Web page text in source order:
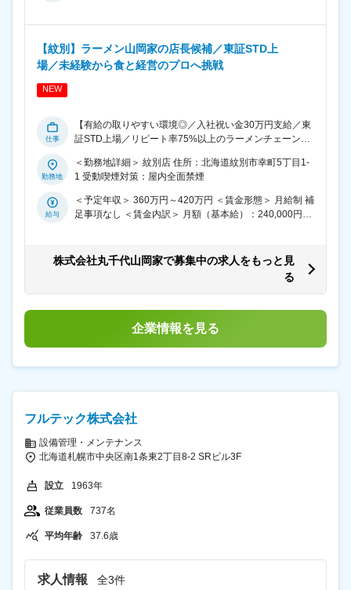
用なども店長の裁量で実施できるため、未経験から経営
スキルを身につけることが可能です。 ■魅力ポイント：
豊富なキャリアパス 店長がゴールではありません。エリ
戦の機会が豊富です。 ■店舗ごとの裁量と自由度： セン
トラルキッチンや細かなマニュアル化は行わず、キャン
ペーンやサービス企画など店舗ごとに裁量を持たせてい
ます。 成功事例は全店舗に共有され、実績に応じて評価
後は3泊4日の本部研修で座学・シミュレーション・実店
舗研修を実施。 その後も独自の育成プログラムで調理・
をサポート。試験合格後は費用を会社負担、手当支給
営スキルを身につけたい方 ・安定企業で長期的にキャリ
＞ 有 ＜残業手当＞ 有 ＜給与補足＞ 昇給・賞与は年2回
万（33歳・5年） 店長：600万（30歳・2年） 一般：420
万（25歳・1年） 月給： 店長43万以上 ミドル46万以上
【紋別】ラーメン山岡家の店長候補／東証STD上
場／未経験から食と経営のプロへ挑戦
NEW
【有給の取りやすい環境◎／入社祝い金30万円支給／東
証STD上場／リピート率75%以上のラーメンチェーン／
容： 人気ブランド「ラーメン山岡家」の店長候補とし
て、店舗運営全般を担当いただきます。未経験歓迎！自
動車整備士や運送業など異業種出身者も現在店長として
活躍中です。 ■業務詳細： ・調理、食材・備品の管理、
幅広い業務をお任せします。キャンペーン企画や人材採
用なども店長の裁量で実施できるため、未経験から経営
豊富なキャリアパス 店長がゴールではありません。エリ
アマネージャー、商品開発、本部スタッフなど、社員の
8割が店長経験者。 現場を知ることを重視し、長期的な
キャリア構築が可能です。新規店舗も続々展開中で、挑
戦の機会が豊富です。 ■店舗ごとの裁量と自由度： セン
トラルキッチンや細かなマニュアル化は行わず、キャン
ます。 成功事例は全店舗に共有され、実績に応じて評価
後は3泊4日の本部研修で座学・シミュレーション・実店
舗研修を実施。 その後も独自の育成プログラムで調理・
仕入れ・売上管理・利益率管理など経営スキルを習得で
きます。 さらに、食品衛生管理者など約50種の資格取得
（規定あり）もあります。 ■こんな方におすすめ： ・経
営スキルを身につけたい方 ・安定企業で長期的にキャリ
範囲：会社の定める業務
＜勤務地詳細＞ 紋別店 住所：北海道紋別市幸町5丁目1-
1 受動喫煙対策：屋内全面禁煙
＜予定年収＞ 360万円～420万円 ＜賃金形態＞ 月給制 補
足事項なし ＜賃金内訳＞ 月額（基本給）：240,000円～
年収例： SV：1000万（37歳・7年） 最上位店長：800
万（33歳・5年） 店長：600万（30歳・2年） 一般：420
額であり、選考を通じて上下する可能性があります。 月
給(月額)は固定手当を含めた表記です。
株式会社丸千代山岡家で募集中の求人をもっと見
る
企業情報を見る
フルテック株式会社
設備管理・メンテナンス
北海道札幌市中央区南1条東2丁目8-2 SRビル3F
設立 1963年
従業員数 737名
平均年齢 37.6歳
求人情報 全3件